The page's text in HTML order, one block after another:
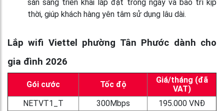
sẵn sàng triển khai lắp đặt trong ngày và bảo trì kịp
thời, giúp khách hàng yên tâm sử dụng lâu dài.
Lắp wifi Viettel phường Tân Phước dành cho
gia đình 2026
Gói cước Tốc độ
Giá/tháng (đã
VAT)
NETVT1_T
300Mbps
195.000 VNĐ